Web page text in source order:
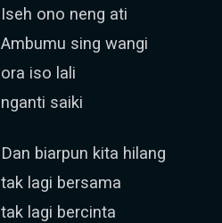
Iseh ono neng ati
Ambumu sing wangi
ora iso lali
nganti saiki
Dan biarpun kita hilang
tak lagi bersama
tak lagi bercinta